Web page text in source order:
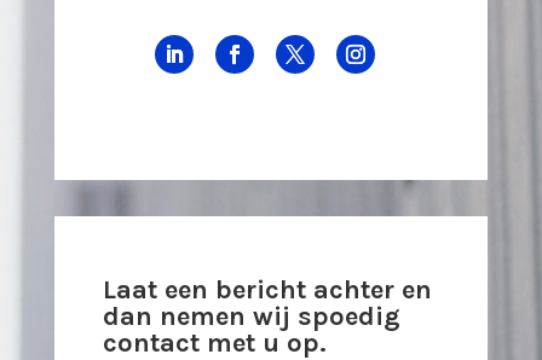
Laat een bericht achter en
dan nemen wij spoedig
contact met u op.